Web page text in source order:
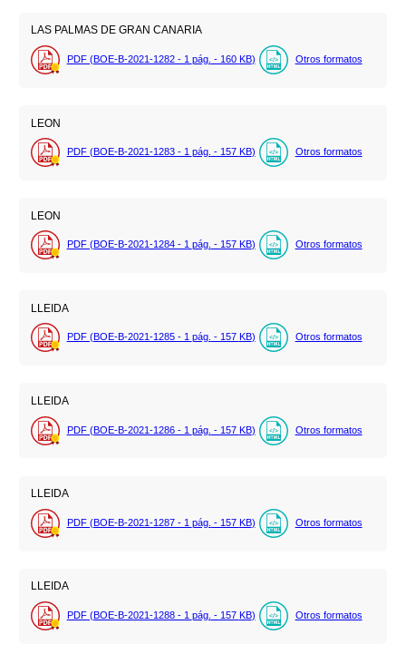
LAS PALMAS DE GRAN CANARIA
PDF (BOE-B-2021-1282 - 1 pág. - 160 KB) Otros formatos
LEON
PDF (BOE-B-2021-1283 - 1 pág. - 157 KB) Otros formatos
LEON
PDF (BOE-B-2021-1284 - 1 pág. - 157 KB) Otros formatos
LLEIDA
PDF (BOE-B-2021-1285 - 1 pág. - 157 KB) Otros formatos
LLEIDA
PDF (BOE-B-2021-1286 - 1 pág. - 157 KB) Otros formatos
LLEIDA
PDF (BOE-B-2021-1287 - 1 pág. - 157 KB) Otros formatos
LLEIDA
PDF (BOE-B-2021-1288 - 1 pág. - 157 KB) Otros formatos